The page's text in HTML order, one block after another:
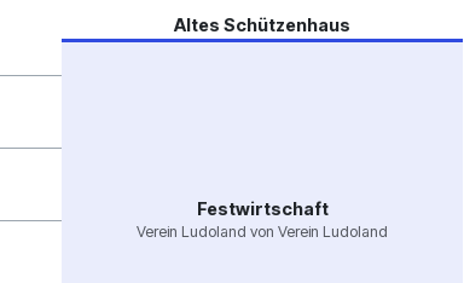
Altes Schützenhaus
Festwirtschaft
Verein Ludoland von Verein Ludoland